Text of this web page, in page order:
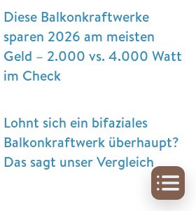
Diese Balkonkraftwerke
sparen 2026 am meisten
Geld – 2.000 vs. 4.000 Watt
im Check
Lohnt sich ein bifaziales
Balkonkraftwerk überhaupt?
Das sagt unser Vergleich